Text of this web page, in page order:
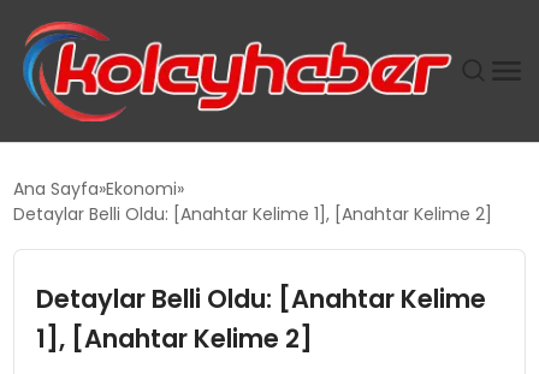
TANYER YAPI ZEMIN MÜHENDISLIĞINDE HEDEF
BÜYÜTTÜ
Ana Sayfa Ekonomi
Detaylar Belli Oldu: [Anahtar Kelime 1], [Anahtar Kelime 2]
Detaylar Belli Oldu: [Anahtar Kelime
1], [Anahtar Kelime 2]